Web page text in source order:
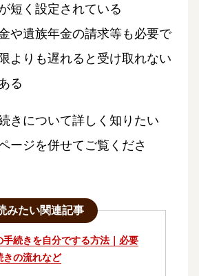
短く設定されている
や遺族年金の請求等も必要で
よりも遅れると受け取れない
る
きについて詳しく知りたい
ージを併せてご覧くださ
みたい関連記事
手続きを自分でする方法｜必要
きの流れなど